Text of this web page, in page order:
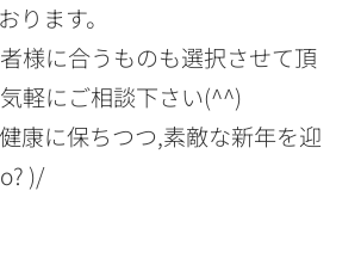
ります。
様に合うものも選択させて頂
軽にご相談下さい(^^)
康に保ちつつ,素敵な新年を迎
)/